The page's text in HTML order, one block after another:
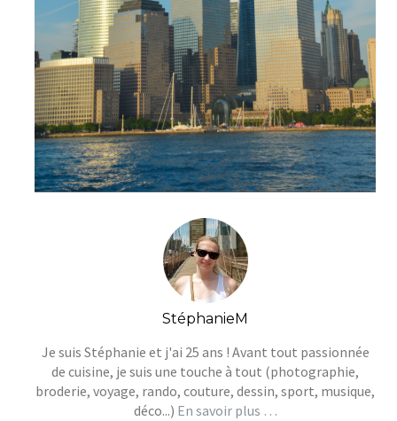
StéphanieM
Je suis Stéphanie et j'ai 25 ans ! Avant tout passionnée
de cuisine, je suis une touche à tout (photographie,
broderie, voyage, rando, couture, dessin, sport, musique,
déco...) En savoir plus …